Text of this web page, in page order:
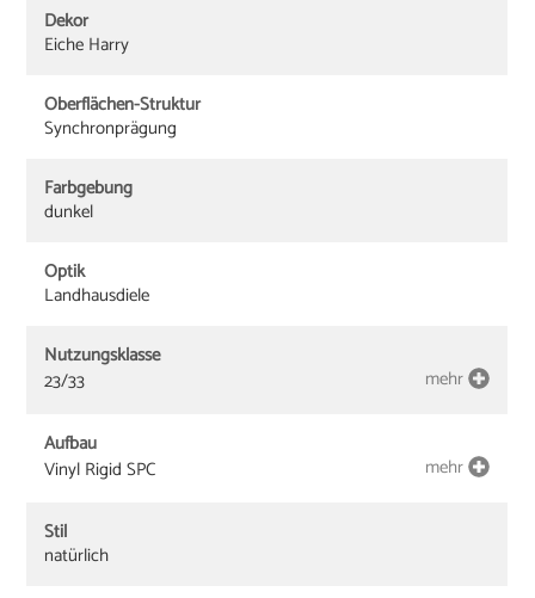
Dekor
Eiche Harry
Oberflächen-Struktur
Synchronprägung
Farbgebung
dunkel
Optik
Landhausdiele
Nutzungsklasse
23/33
mehr
Aufbau
Vinyl Rigid SPC
mehr
Stil
natürlich